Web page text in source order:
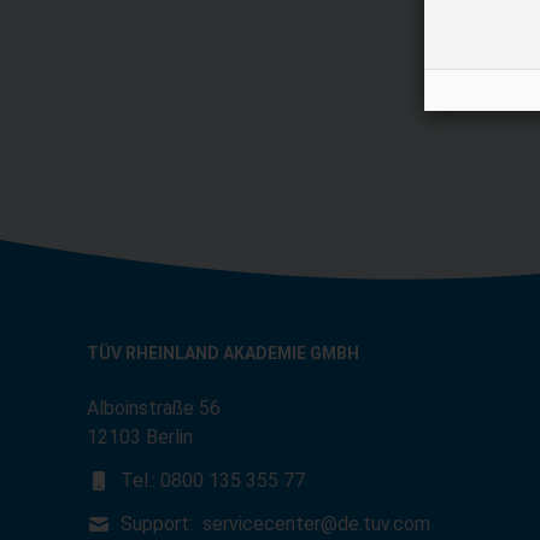
TÜV RHEINLAND AKADEMIE GMBH
Alboinstraße 56
12103 Berlin
Tel.: 0800 135 355 77
Support: servicecenter@de.tuv.com